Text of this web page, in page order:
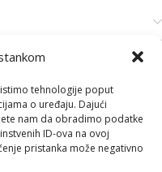
tehnologije poput
o uređaju. Dajući
nam da obradimo podatke
ID-ova na ovoj
pristanka može negativno